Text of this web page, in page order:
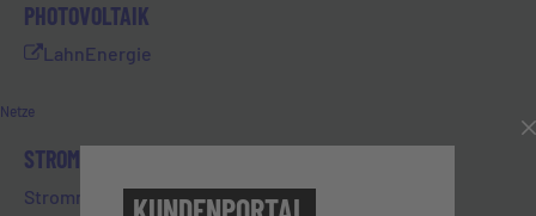
PHOTOVOLTAIK
LahnEnergie
Netze
STROM
Stromnetz